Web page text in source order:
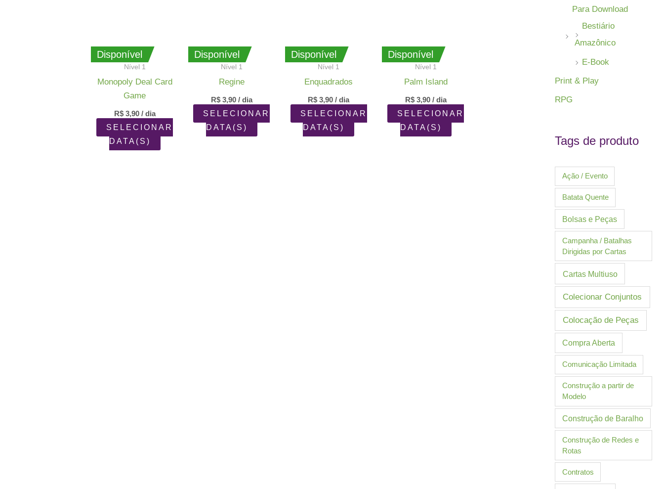
Disponível
Nível 1
Monopoly Deal Card
Game
R$3,90/ dia
SELECIONAR
DATA(S)
Disponível
Nível 1
Regine
R$3,90/ dia
SELECIONAR
DATA(S)
Disponível
Nível 1
Enquadrados
R$ 3,90 / dia
SELECIONAR
DATA(S)
Disponível
Nível 1
Palm Island
R$3,90/ dia
SELECIONAR
DATA(S)
Para Download
Bestiário
Amazônico
E-Book
Print & Play
RPG
Tags de produto
Ação / Evento
Batata Quente
Bolsas e Peças
Campanha / Batalhas
Dirigidas por Cartas
Cartas Multiuso
Colecionar Conjuntos
Colocação de Peças
Compra Aberta
Comunicação Limitada
Construção a partir de
Modelo
Construção de Baralho
Construção de Redes e
Rotas
Contratos